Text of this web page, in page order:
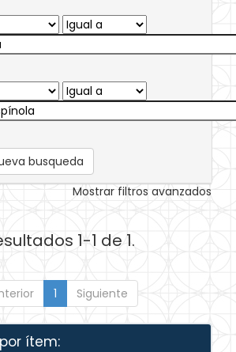
busqueda
Mostrar filtros avanzados
1-1 de 1.
1 Siguiente
ítem: